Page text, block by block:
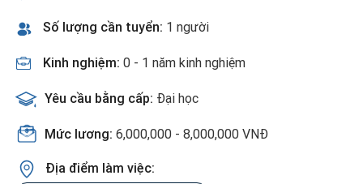
Số lượng cần tuyển: 1 người
Kinh nghiệm: 0 - 1 năm kinh nghiệm
Yêu cầu bằng cấp: Đại học
Mức lương: 6,000,000 - 8,000,000 VNĐ
Địa điểm làm việc: